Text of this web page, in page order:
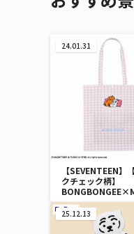
24.01.31
【SEVENTEEN】
クチェック柄】
TIGER [PM]トー
グ
25.12.13